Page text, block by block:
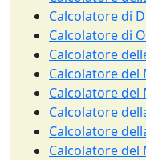
Calcolatore di
Calcolatore di
Calcolatore
Calcolatore
Calcolatore del
Calcolatore
Calcolatore
Calcolatore del